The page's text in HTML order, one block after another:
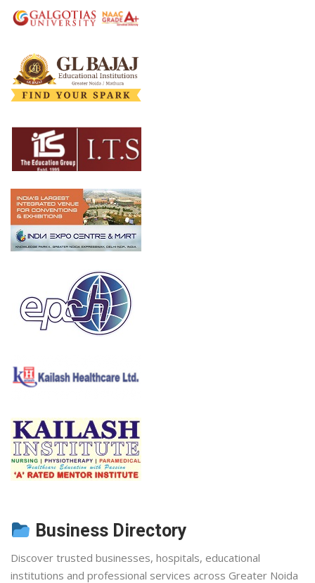
Business Directory
Discover trusted businesses, hospitals, educational
institutions and professional services across Greater Noida